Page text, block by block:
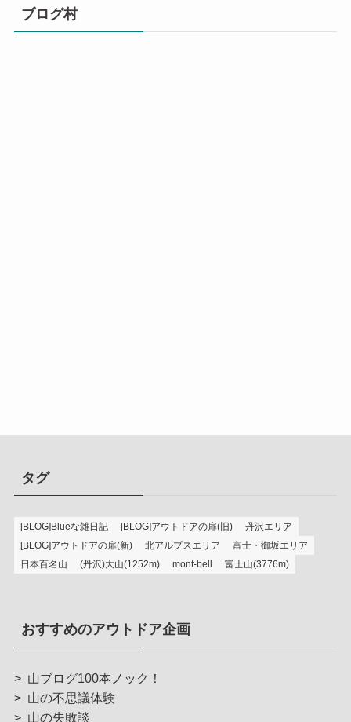
ブログ村
タグ
[BLOG]Blueな雑日記 [BLOG]アウトドアの扉(旧)
丹沢エリア
[BLOG]アウトドアの扉(新)
北アルプスエリア
富士・御坂エリア
日本百名山
(丹沢)大山(1252m) mont-bell 富士山(3776m)
おすすめのアウトドア企画
> 山ブログ100本ノック！
> 山の不思議体験
> 山の失敗談